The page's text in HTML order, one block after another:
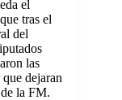
el
tras el
del
las
dejaran
la FM.